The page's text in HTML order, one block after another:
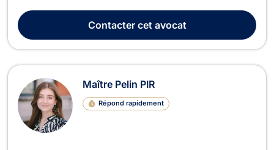
Permis de conduire, Droit Civil, Droit des Affaires, Droit des
Associations et des Fondations, Droit É...
Contactercet avocat
Maître Pelin PIR
Répond rapidement